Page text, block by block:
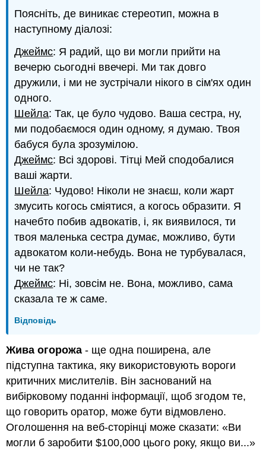
Поясніть, де виникає стереотип, можна в
наступному діалозі:
Джеймс: Я радий, що ви могли прийти на
вечерю сьогодні ввечері. Ми так довго
дружили, і ми не зустрічали нікого в сім'ях один
одного.
Шейла: Так, це було чудово. Ваша сестра, ну,
ми подобаємося один одному, я думаю. Твоя
бабуся була зрозумілою.
Джеймс: Всі здорові. Тітці Мей сподобалися
ваші жарти.
Шейла: Чудово! Ніколи не знаєш, коли жарт
змусить когось сміятися, а когось образити. Я
начебто побив адвокатів, і, як виявилося, ти
твоя маленька сестра думає, можливо, бути
адвокатом коли-небудь. Вона не турбувалася,
чи не так?
Джеймс: Ні, зовсім не. Вона, можливо, сама
сказала те ж саме.
Відповідь
Жива огорожа - ще одна поширена, але
підступна тактика, яку використовують вороги
критичних мислителів. Він заснований на
вибірковому поданні інформації, щоб згодом те,
що говорить оратор, може бути відмовлено.
Оголошення на веб-сторінці може сказати: «Ви
могли б заробити $100,000 цього року, якщо ви...»